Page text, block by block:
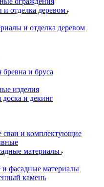
отделка деревом
и отделка деревом
и бруса
изделия
доска и декинг
сваи и комплектующие
материалы
фасадные материалы
камень